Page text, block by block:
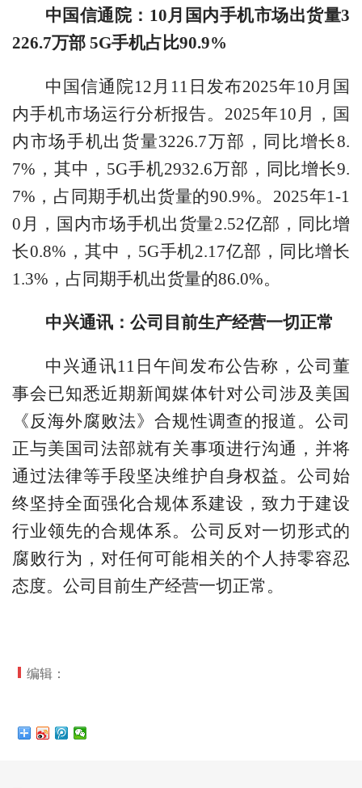
中国信通院：10月国内手机市场出货量3
226.7万部 5G手机占比90.9%
中国信通院12月11日发布2025年10月国
内手机市场运行分析报告。2025年10月，国
内市场手机出货量3226.7万部，同比增长8.
7%，其中，5G手机2932.6万部，同比增长9.
7%，占同期手机出货量的90.9%。2025年1-1
0月，国内市场手机出货量2.52亿部，同比增
长0.8%，其中，5G手机2.17亿部，同比增长
1.3%，占同期手机出货量的86.0%。
中兴通讯：公司目前生产经营一切正常
中兴通讯11日午间发布公告称，公司董
事会已知悉近期新闻媒体针对公司涉及美国
《反海外腐败法》合规性调查的报道。公司
正与美国司法部就有关事项进行沟通，并将
通过法律等手段坚决维护自身权益。公司始
终坚持全面强化合规体系建设，致力于建设
行业领先的合规体系。公司反对一切形式的
腐败行为，对任何可能相关的个人持零容忍
态度。公司目前生产经营一切正常。
编辑：